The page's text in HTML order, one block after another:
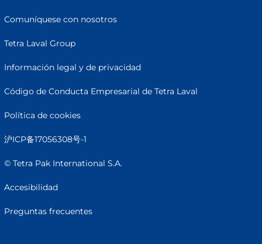
Comuníquese con nosotros
Tetra Laval Group
Información legal y de privacidad
Código de Conducta Empresarial de Tetra Laval
Política de cookies
沪ICP备17056308号-1
© Tetra Pak International S.A.
Accesibilidad
Preguntas frecuentes